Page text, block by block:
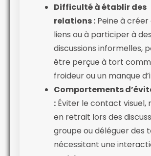
Difficulté à établir des
relations : Peine à créer
liens ou à participer à des
discussions informelles,
être perçue à tort
froideur ou un manque
Comportements
: Éviter le contact visuel,
en retrait lors des
groupe ou déléguer des
nécessitant une